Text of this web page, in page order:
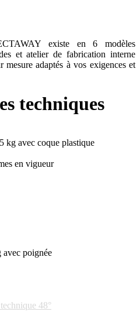
existe en 6 modèles
et atelier de fabrication interne
mesure adaptés à vos exigences et
techniques
kg avec coque plastique
en vigueur
avec poignée
48°